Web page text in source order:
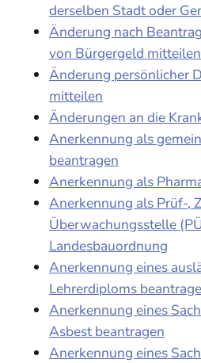
derselben Stadt oder
Änderung nach
von Bürgergeld mitteilen
Änderung persönlicher
mitteilen
Änderungen an die
Anerkennung als
beantragen
Anerkennung als
Anerkennung als Prüf-,
Überwachungsstelle
Landesbauordnung
Anerkennung eines
Lehrerdiploms
Anerkennung eines
Asbest beantragen
Anerkennung eines